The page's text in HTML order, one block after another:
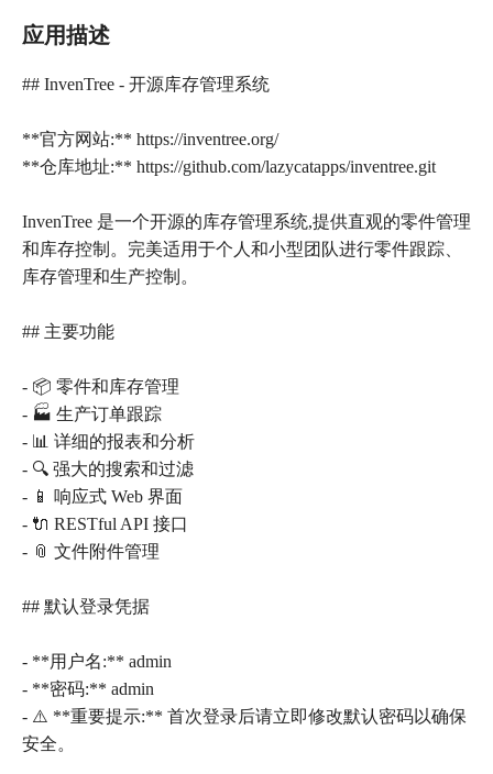
应用描述
## InvenTree - 开源库存管理系统
**官方网站:** https://inventree.org/
**仓库地址:** https://github.com/lazycatapps/inventree.git
InvenTree 是一个开源的库存管理系统,提供直观的零件管理
和库存控制。完美适用于个人和小型团队进行零件跟踪、
库存管理和生产控制。
## 主要功能
- 📦 零件和库存管理
- 🏭 生产订单跟踪
- 📊 详细的报表和分析
- 🔍 强大的搜索和过滤
- 📱 响应式 Web 界面
- 🔌 RESTful API 接口
- 📎 文件附件管理
## 默认登录凭据
- **用户名:** admin
- **密码:** admin
- ⚠️ **重要提示:** 首次登录后请立即修改默认密码以确保